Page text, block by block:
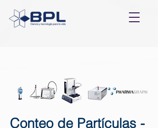
Conteo de Partículas -